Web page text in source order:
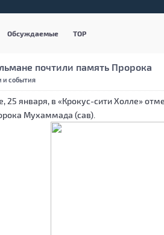
Обсуждаемые TOP
почтили память Пророка
и события
25 января, в «Крокус-сити Холле»
Мухаммада (сав).